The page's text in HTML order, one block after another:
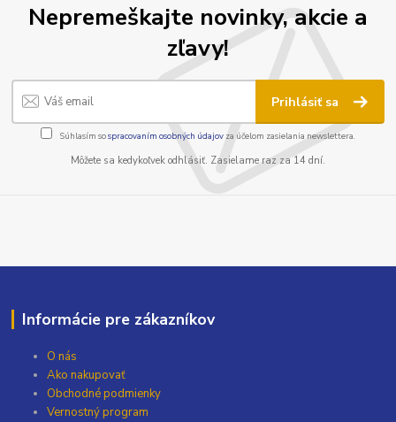
Nepremeškajte novinky, akcie a
zľavy!
Prihlásiť sa
Súhlasím sospracovaním osobných údajov za účelom zasielania newslettera.
Môžete sa kedykoľvek odhlásiť. Zasielame raz za 14 dní.
Informácie pre zákazníkov
O nás
Ako nakupovať
Obchodné podmienky
Vernostný program